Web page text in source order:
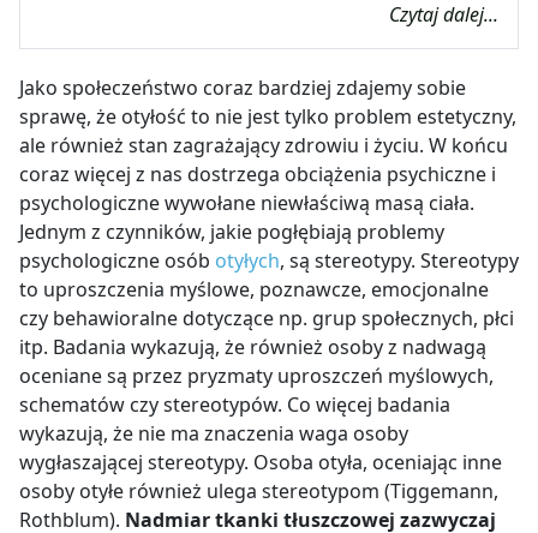
Czytaj dalej...
Jako społeczeństwo coraz bardziej zdajemy sobie
sprawę, że otyłość to nie jest tylko problem estetyczny,
ale również stan zagrażający zdrowiu i życiu. W końcu
coraz więcej z nas dostrzega obciążenia psychiczne i
psychologiczne wywołane niewłaściwą masą ciała.
Jednym z czynników, jakie pogłębiają problemy
psychologiczne osób otyłych, są stereotypy. Stereotypy
to uproszczenia myślowe, poznawcze, emocjonalne
czy behawioralne dotyczące np. grup społecznych, płci
itp. Badania wykazują, że również osoby z nadwagą
oceniane są przez pryzmaty uproszczeń myślowych,
schematów czy stereotypów. Co więcej badania
wykazują, że nie ma znaczenia waga osoby
wygłaszającej stereotypy. Osoba otyła, oceniając inne
osoby otyłe również ulega stereotypom (Tiggemann,
Rothblum). Nadmiar tkanki tłuszczowej zazwyczaj